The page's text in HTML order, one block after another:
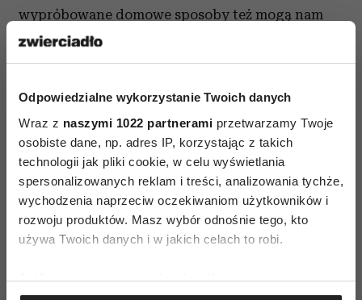
Odpowiedzialne wykorzystanie Twoich danych
Wraz z naszymi 1022 partnerami przetwarzamy Twoje
osobiste dane, np. adres IP, korzystając z takich
technologii jak pliki cookie, w celu wyświetlania
spersonalizowanych reklam i treści, analizowania tychże,
wychodzenia naprzeciw oczekiwaniom użytkowników i
rozwoju produktów. Masz wybór odnośnie tego, kto
używa Twoich danych i w jakich celach to robi.
Jeśli wyrazisz na to zgodę, chcielibyśmy również:
wypróbowane domowe sposoby też mogą nam
pomóc. Pamiętajmy o prawidłowej diecie, która
ma ogromny wpływ na zdrowie naszych dzieci.
Odrę przepłynąłem łódką
Czas przedszkola to też choroby zakaźne. Ospa
wietrzna, różyczka, świnka – na te choroby
możemy dziecko zaszczepić. Dzięki temu nasze
dziecko przy kontakcie z takimi wirusami potrafi
się skutecznie bronić i albo nie rozwinie w ogóle
objawów chorobowych, albo będą one
czyli rozwijania się tych chorób, to 21 dni od